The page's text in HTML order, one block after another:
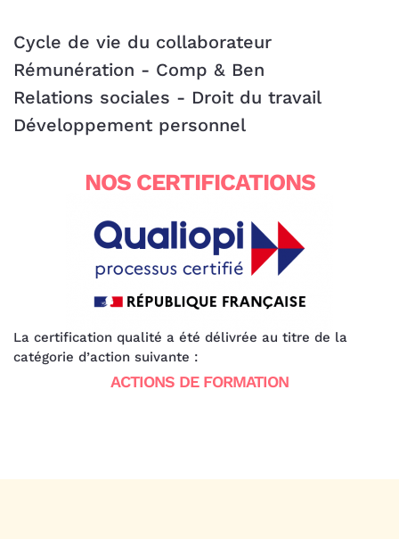
Cycle de vie du collaborateur
Rémunération - Comp & Ben
Relations sociales - Droit du travail
Développement personnel
NOS CERTIFICATIONS
La certification qualité a été délivrée au titre de la
catégorie d’action suivante :
ACTIONS DE FORMATION